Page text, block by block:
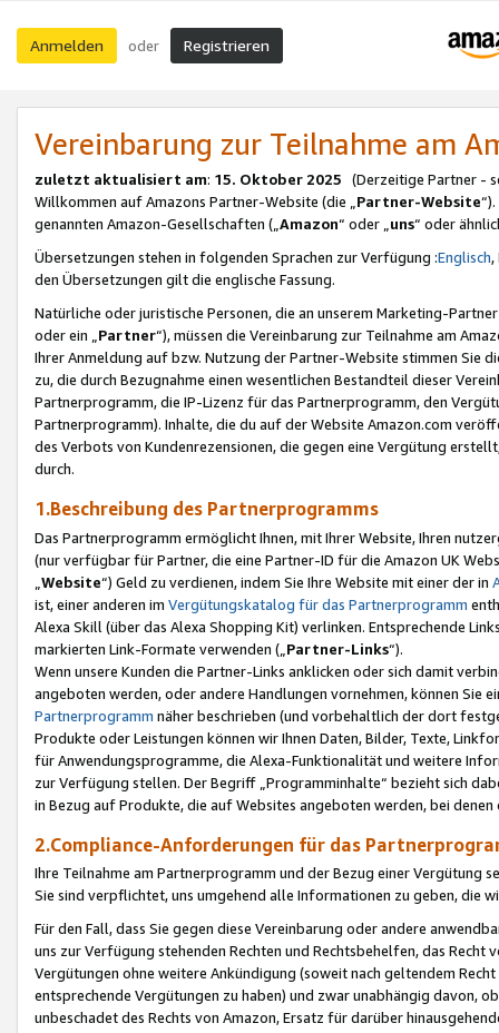
Anmelden oder Registrieren
Vereinbarung zur Teilnahme am
zuletzt aktualisiert am: 15. Oktober 2025 (Derzeitige Partner -
Willkommen auf Amazons Partner-Website (die „Partner-Website
genannten Amazon-Gesellschaften („Amazon“ oder „uns“ oder
Übersetzungen stehen in folgenden Sprachen zur Verfügung :Englisch,
den Übersetzungen gilt die englische Fassung.
Natürliche oder juristische Personen, die an unserem Marketing-
oder ein „Partner“), müssen die Vereinbarung zur Teilnahme am
Ihrer Anmeldung auf bzw. Nutzung der Partner-Website stimmen Sie
zu, die durch Bezugnahme einen wesentlichen Bestandteil dieser
Partnerprogramm, die IP-Lizenz für das Partnerprogramm, den
Partnerprogramm). Inhalte, die du auf der Website Amazon.com
des Verbots von Kundenrezensionen, die gegen eine Vergütung
durch.
1.Beschreibung des Partnerprogramms
Das Partnerprogramm ermöglicht Ihnen, mit Ihrer Website, Ihren
(nur verfügbar für Partner, die eine Partner-ID für die Amazon UK
Website“) Geld zu verdienen, indem Sie Ihre Website mit einer der in
ist, einer anderen im Vergütungskatalog für das Partnerprogramm
Alexa Skill (über das Alexa Shopping Kit) verlinken. Entsprechende
markierten Link-Formate verwenden („ Partner-Links“).
Wenn unsere Kunden die Partner-Links anklicken oder sich damit
angeboten werden, oder andere Handlungen vornehmen, können Sie
Partnerprogramm näher beschrieben (und vorbehaltlich der dort
Produkte oder Leistungen können wir Ihnen Daten, Bilder, Texte,
für Anwendungsprogramme, die Alexa-Funktionalität und weitere
zur Verfügung stellen. Der Begriff „Programminhalte“ bezieht sich
in Bezug auf Produkte, die auf Websites angeboten werden, bei
2.Compliance-Anforderungen für das
Ihre Teilnahme am Partnerprogramm und der Bezug einer Vergütung
Sie sind verpflichtet, uns umgehend alle Informationen zu geben, die
Für den Fall, dass Sie gegen diese Vereinbarung oder andere
uns zur Verfügung stehenden Rechten und Rechtsbehelfen, das
Vergütungen ohne weitere Ankündigung (soweit nach geltendem
entsprechende Vergütungen zu haben) und zwar unabhängig davon,
unbeschadet des Rechts von Amazon, Ersatz für darüber